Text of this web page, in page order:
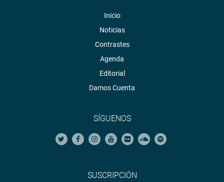
Inicio
Noticias
Contrastes
Agenda
Editorial
Damos Cuenta
SÍGUENOS
SUSCRIPCIÓN